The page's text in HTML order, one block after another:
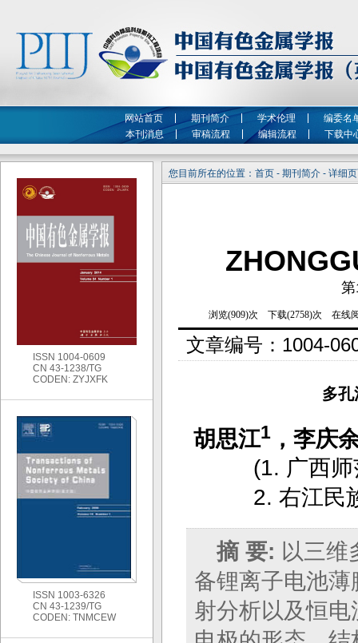
网站首页 期刊简介 学术伦理
编委名
本刊消息
审稿流程 编辑流程 下载中
您目前所在的位置：首页 - 期刊简介 - 详细
文章编号： 1004-
多
胡思江1 ，李庆
(1. 广西
2. 右江民
摘 要: 以三维
备锂离子电池
射分析以及恒
ISSN 1004-0609
CN 43-1238/TG
CODEN: ZYJXFK
ISSN 1003-6326
CN 43-1239/TG
CODEN: TNMCEW